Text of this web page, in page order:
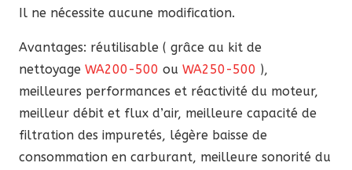
Il ne nécessite aucune modification.
Avantages: réutilisable ( grâce au kit de
nettoyage WA200-500 ou WA250-500 ),
meilleures performances et réactivité du moteur,
meilleur débit et flux d’air, meilleure capacité de
filtration des impuretés, légère baisse de
consommation en carburant, meilleure sonorité du